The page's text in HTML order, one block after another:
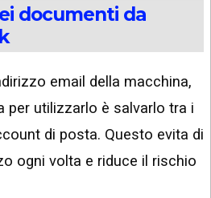
documenti da
email della macchina,
per utilizzarlo è salvarlo tra i
di posta. Questo evita di
ogni volta e riduce il rischio